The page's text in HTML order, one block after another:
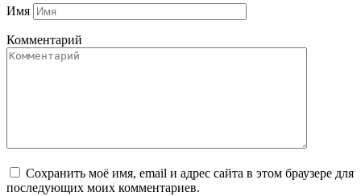
Имя
Комментарий
Сохранить моё имя, email и адрес сайта в этом браузере для
последующих моих комментариев.